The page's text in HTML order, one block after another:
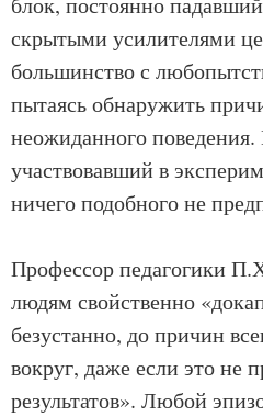
скрытыми усилителями
большинство с
пытаясь обнаружить
неожиданного
участвовавший в
ничего подобного не
Профессор педагогики
людям свойственно
безустанно, до причин
вокруг, даже если это не
результатов». Любой